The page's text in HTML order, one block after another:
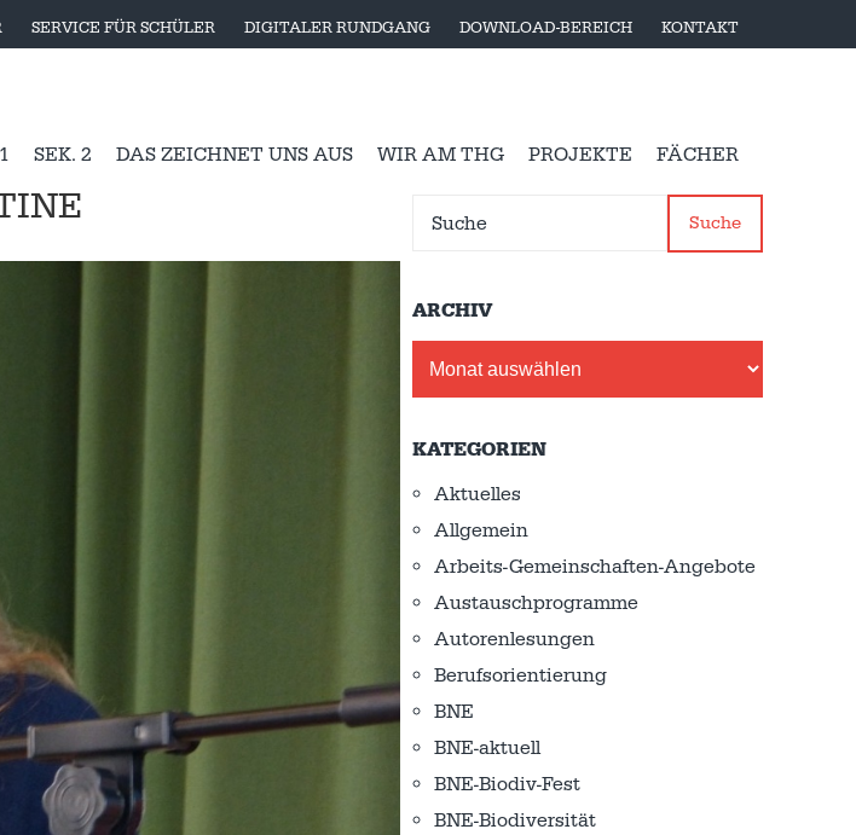
SERVICE FÜR SCHÜLER DIGITALER RUNDGANG DOWNLOAD-BEREICH KONTAKT
SEK. 2 DAS ZEICHNET UNS AUS WIR AM THG PROJEKTE FÄCHER
Suche
ARCHIV
KATEGORIEN
Aktuelles
Allgemein
Arbeits-Gemeinschaften-Angebote
Austausch­programme
Autorenlesungen
Berufsorientierung
BNE
BNE-aktuell
BNE-Biodiv-Fest
BNE-Biodiversität